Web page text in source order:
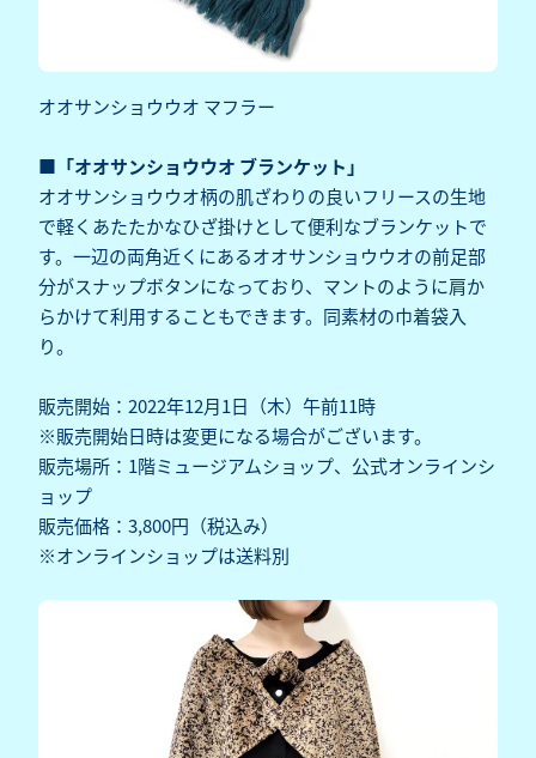
オオサンショウウオ マフラー
■「オオサンショウウオ ブランケット」
オオサンショウウオ柄の肌ざわりの良いフリースの生地
で軽くあたたかなひざ掛けとして便利なブランケットで
す。一辺の両角近くにあるオオサンショウウオの前足部
分がスナップボタンになっており、マントのように肩か
らかけて利用することもできます。同素材の巾着袋入
り。
販売開始：2022年12月1日（木）午前11時
※販売開始日時は変更になる場合がございます。
販売場所：1階ミュージアムショップ、公式オンラインシ
ョップ
販売価格：3,800円（税込み）
※オンラインショップは送料別